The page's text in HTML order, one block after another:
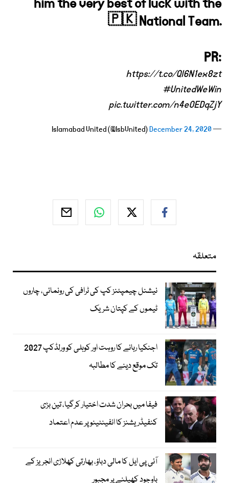
🇵🇰 National Team.
PR:
https://t.co/Ql6N1ex8zt
#UnitedWeWin
pic.twitter.com/n4eOEDqZjY
— Islamabad United (@IsbUnited)
December 24, 2020
متعلقہ
نیشنل چیمپئنز کپ کی ٹرافی کی رونمائی، چاروں
ٹیموں کے کپتان شریک
اجنکیا رہانے کا روہت اور کوہلی کو ورلڈکپ 2027
تک موقع دینے کا مطالبہ
فیفا میں بحران شدت اختیار کرگیا، تین بڑی
کنفیڈریشنز کا انفینٹینو پر عدم اعتماد
آئی پی ایل کا مالی دباؤ، بھارتی کھلاڑی انجریز کے
باوجود کھیلنے پر مجبور